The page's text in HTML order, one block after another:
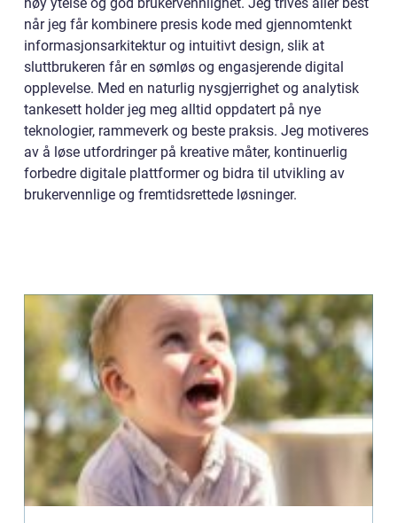
når jeg får kombinere presis kode med gjennomtenkt
informasjonsarkitektur og intuitivt design, slik at
sluttbrukeren får en sømløs og engasjerende digital
opplevelse. Med en naturlig nysgjerrighet og analytisk
tankesett holder jeg meg alltid oppdatert på nye
teknologier, rammeverk og beste praksis. Jeg motiveres
av å løse utfordringer på kreative måter, kontinuerlig
forbedre digitale plattformer og bidra til utvikling av
brukervennlige og fremtidsrettede løsninger.